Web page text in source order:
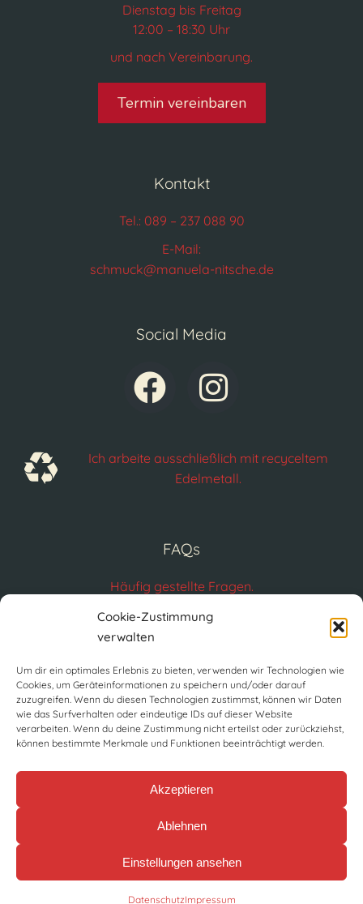
Cookie-Zustimmung
verwalten
Um dir ein optimales Erlebnis zu bieten, verwenden wir Technologien wie
Cookies, um Geräteinformationen zu speichern und/oder darauf
zuzugreifen. Wenn du diesen Technologien zustimmst, können wir Daten
wie das Surfverhalten oder eindeutige IDs auf dieser Website
verarbeiten. Wenn du deine Zustimmung nicht erteilst oder zurückziehst,
können bestimmte Merkmale und Funktionen beeinträchtigt werden.
Akzeptieren
Ablehnen
Einstellungen ansehen
DatenschutzImpressum
Dienstag bis Freitag
12:00 – 18:30 Uhr
und nach Vereinbarung.
Termin vereinbaren
Kontakt
Tel.: 089 – 237 088 90
E-Mail:
schmuck@manuela-nitsche.de
Social Media
Ich arbeite ausschließlich mit recyceltem
Edelmetall.
FAQs
Häufig gestellte Fragen.
FAQs
© PRIMO-WERBUNG Webdesign & E-Commerce Würzburg
Datenschutz AGBs